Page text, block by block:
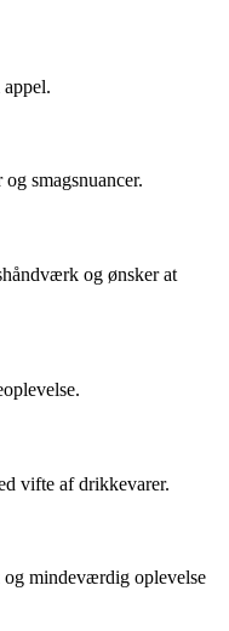
smagsnuancer.
og ønsker at
vifte af drikkevarer.
mindeværdig oplevelse